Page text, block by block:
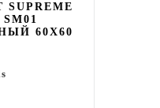
60X60